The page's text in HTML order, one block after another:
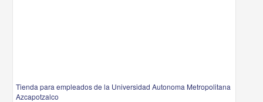
Tienda para empleados de la Universidad Autonoma Metropolitana
Azcapotzalco